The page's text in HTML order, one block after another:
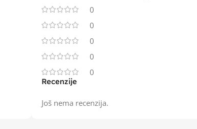
0
0
0
0
0
Recenzije
Još nema recenzija.